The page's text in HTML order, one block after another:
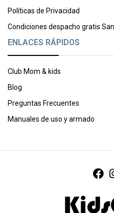
Políticas de Privacidad
Condiciones despacho gratis
ENLACES RÁPIDOS
Club Mom & kids
Blog
Preguntas Frecuentes
Manuales de uso y armado